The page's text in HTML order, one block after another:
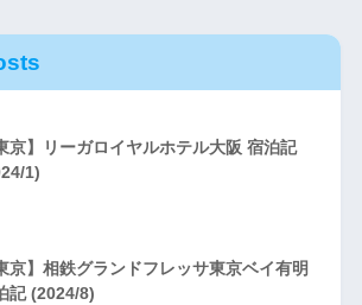
京】リーガロイヤルホテル大阪 宿泊記
1)
京】相鉄グランドフレッサ東京ベイ有明
記 (2024/8)